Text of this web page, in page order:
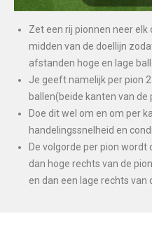
Zet een rij pionnen neer
midden van de doellijn
afstanden hoge en lage
Je geeft namelijk per pion
ballen(beide kanten van de
Doe dit wel om en om per
handelingssnelheid en
De volgorde per pion wordt
dan hoge rechts van de
en dan een lage rechts van